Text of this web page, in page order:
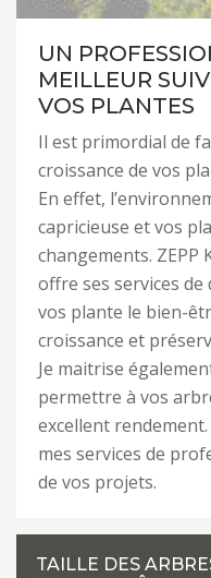
UN
MEILLEUR
VOS PLANTES
Il est primordial de
croissance de vos
En effet,
capricieuse et vos
changements. ZEPP
offre ses services
vos plante le bien-
croissance et
Je maitrise
permettre à vos
excellent
mes services de
de vos projets.
TAILLE DES